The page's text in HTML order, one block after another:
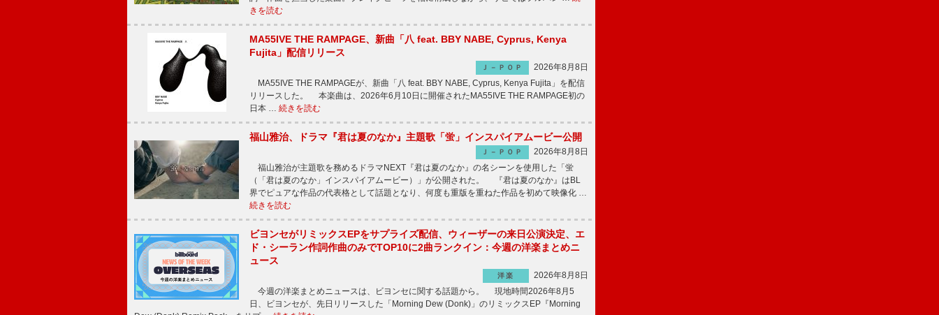
きを読む
MA55IVE THE RAMPAGE、新曲「八 feat. BBY NABE, Cyprus, Kenya
Fujita」配信リリース
Ｊ－ＰＯＰ
2026年8月8日
MA55IVE THE RAMPAGEが、新曲「八 feat. BBY NABE, Cyprus, Kenya Fujita」を配信
リリースした。 本楽曲は、2026年6月10日に開催されたMA55IVE THE RAMPAGE初の
日本 … 続きを読む
福山雅治、ドラマ『君は夏のなか』主題歌「蛍」インスパイアムービー公開
Ｊ－ＰＯＰ
2026年8月8日
福山雅治が主題歌を務めるドラマNEXT『君は夏のなか』の名シーンを使用した「蛍
（「君は夏のなか」インスパイアムービー）」が公開された。 『君は夏のなか』はBL
界でピュアな作品の代表格として話題となり、何度も重版を重ねた作品を初めて映像化 …
続きを読む
ビヨンセがリミックスEPをサプライズ配信、ウィーザーの来日公演決定、エ
ド・シーラン作詞作曲のみでTOP10に2曲ランクイン：今週の洋楽まとめニ
ュース
洋楽
2026年8月8日
今週の洋楽まとめニュースは、ビヨンセに関する話題から。 現地時間2026年8月5
日、ビヨンセが、先日リリースした「Morning Dew (Donk)」のリミックスEP『Morning